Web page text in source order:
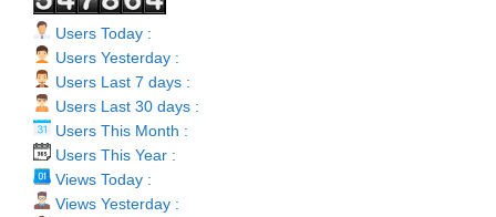
Users Today :
Users Yesterday :
Users Last 7 days :
Users Last 30 days :
Users This Month :
Users This Year :
Views Today :
Views Yesterday :